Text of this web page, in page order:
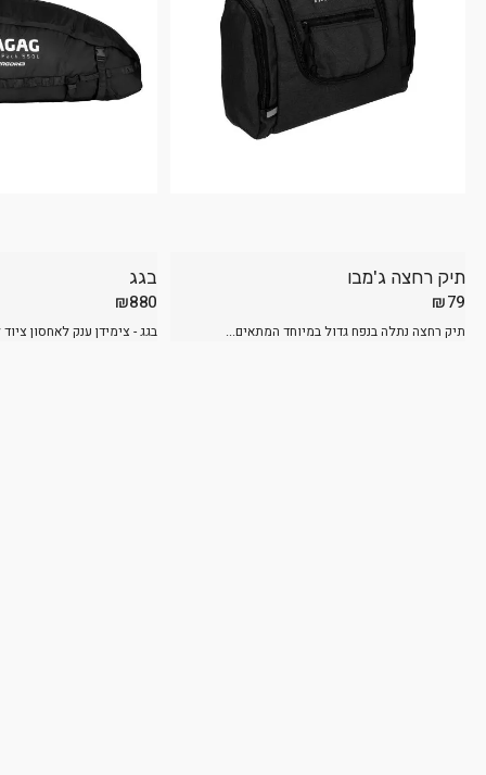
תיק רחצה ג'מבו
₪79
תיק רחצה נתלה בנפח גדול במיוחד המתאים...
בגג
₪880
בגג - צימידן ענק לאחסון